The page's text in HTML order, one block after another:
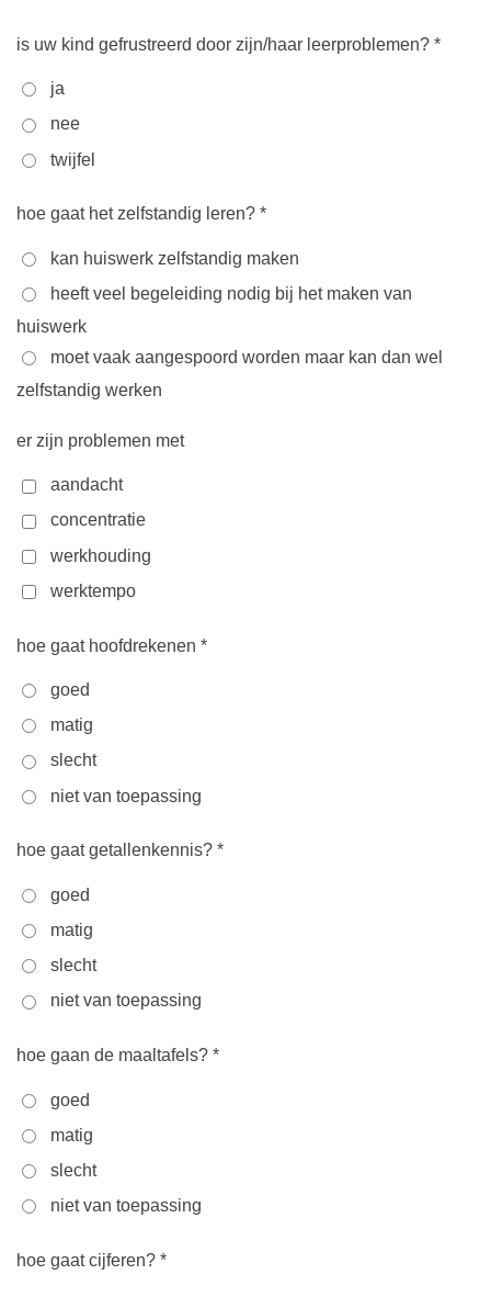
is uw kind gefrustreerd door zijn/haar leerproblemen? *
ja
nee
twijfel
hoe gaat het zelfstandig leren? *
kan huiswerk zelfstandig maken
heeft veel begeleiding nodig bij het maken van
huiswerk
moet vaak aangespoord worden maar kan dan wel
zelfstandig werken
er zijn problemen met
aandacht
concentratie
werkhouding
werktempo
hoe gaat hoofdrekenen *
goed
matig
slecht
niet van toepassing
hoe gaat getallenkennis? *
goed
matig
slecht
niet van toepassing
hoe gaan de maaltafels? *
goed
matig
slecht
niet van toepassing
hoe gaat cijferen? *